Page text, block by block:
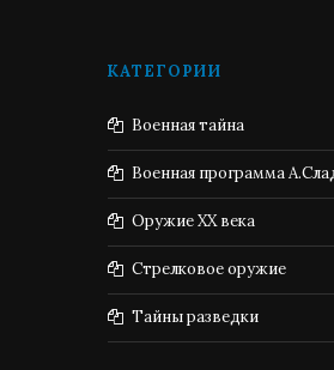
КАТЕГОРИИ
Военная тайна
Военная программа
Оружие XX века
Стрелковое оружие
Тайны разведки